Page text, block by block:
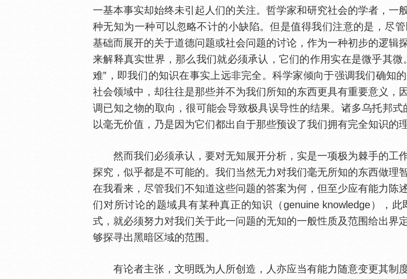
一基本事实却始终未引起人们的关注。哲学家和研究社会的学者，一
种无知为一种可以忽略不计的小缺陷。但是值得我们注意的是，尽
基础而展开的关于道德问题或社会问题的讨论，作为一种初步的逻辑
来解释真实世界，那么我们就必须承认，它们的作用实在是微乎其
难”，即我们的知识在事实上远非完全。科学家倾向于强调我们确知
社会领域中，却往往是那些并不为我们所知的东西更具有重要意义，
调已知之物的取向，很可能会导致极具误导
的结果。诸多乌托邦
以毫无价值，乃是因为它们都出自于那些预设了我们拥有完全知识的
然而我们必须承认，要对无知展开分析，实是一项极为棘手的工
探究，似乎都是不可能的。我们当然无力对我们毫无所知的东西做理
在我看来，尽管我们不知道这些问题的答案为何，但至少应有能力陈
们对所讨论的题域具有某种真正的知识（genuine knowledge），
式，就必须努力对我们关于此一问题的无知的一般
质及范围给出界
够探寻出黑暗区域的范围。
有论者主张，文明既为人所创造，人亦应当有能力随意变更其制